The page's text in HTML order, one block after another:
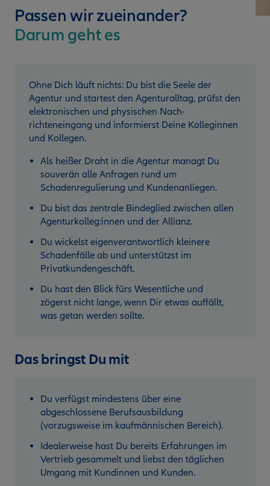
Passen wir zueinander?
Darum geht es
Ohne Dich läuft nichts: Du bist die Seele der
Agentur und startest den Agenturalltag, prüfst den
elektronischen und physischen Nach­
richteneingang und informierst Deine Kolleginnen
und Kollegen.
Als heißer Draht in die Agentur managt Du
souverän alle Anfragen rund um
Schadenregulierung und Kundenanliegen.
Du bist das zentrale Bindeglied zwischen allen
Agenturkolleg:innen und der Allianz.
Du wickelst eigenverantwortlich kleinere
Schadenfälle ab und unterstützst im
Privatkundengeschäft.
Du hast den Blick fürs Wesentliche und
zögerst nicht lange, wenn Dir etwas auffällt,
was getan werden sollte.
Das bringst Du mit
Du verfügst mindestens über eine
abgeschlossene Berufsausbildung
(vorzugsweise im kaufmännischen Bereich).
Idealerweise hast Du bereits Erfahrungen im
Vertrieb gesammelt und liebst den täglichen
Umgang mit Kundinnen und Kunden.